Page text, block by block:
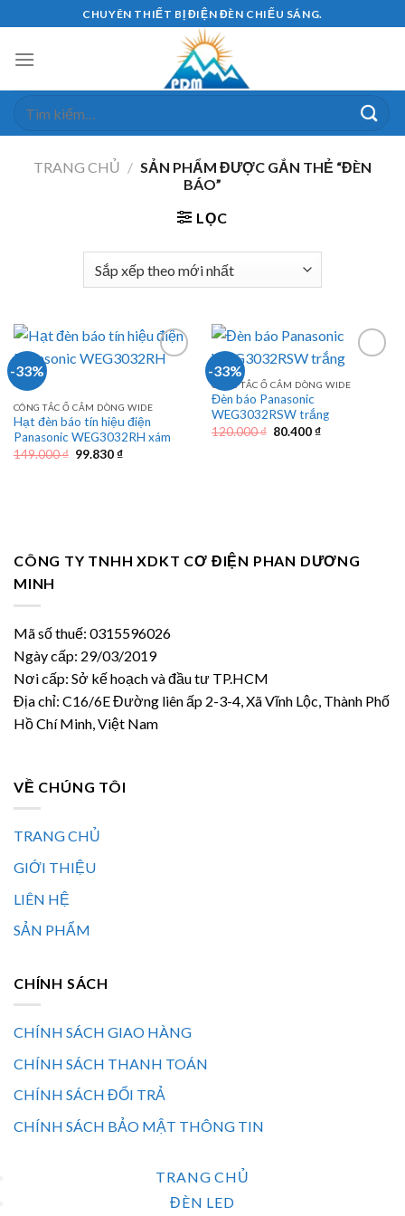
to
content
CHUYÊN THIẾT BỊ ĐIỆN ĐÈN CHIẾU SÁNG.
TRANG CHỦ / SẢN PHẨM ĐƯỢC GẮN THẺ “ĐÈN
BÁO”
LỌC
-33%
CÔNG TẮC Ổ CẮM DÒNG WIDE
Hạt đèn báo tín hiệu điện
Panasonic WEG3032RH xám
149.000₫ Giá
99.830₫Giá
-33%
CÔNG TẮC Ổ CẮM DÒNG WIDE
Đèn báo Panasonic
WEG3032RSW trắng
120.000₫ Giá
80.400₫Giá
CÔNG TY TNHH XDKT CƠ ĐIỆN PHAN DƯƠNG
MINH
Mã số thuế: 0315596026
Ngày cấp: 29/03/2019
Nơi cấp: Sở kế hoạch và đầu tư TP.HCM
Địa chỉ: C16/6E Đường liên ấp 2-3-4, Xã Vĩnh Lộc, Thành Phố
Hồ Chí Minh, Việt Nam
VỀ CHÚNG TÔI
TRANG CHỦ
GIỚI THIỆU
LIÊN HỆ
SẢN PHẨM
CHÍNH SÁCH
CHÍNH SÁCH GIAO HÀNG
CHÍNH SÁCH THANH TOÁN
CHÍNH SÁCH ĐỔI TRẢ
CHÍNH SÁCH BẢO MẬT THÔNG TIN
TRANG CHỦ
ĐÈN LED